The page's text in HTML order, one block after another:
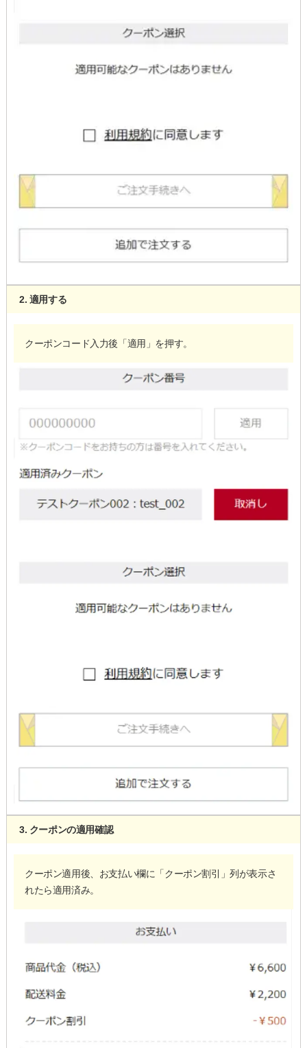
2. 適用する
クーポンコード入力後「適用」を押す。
3. クーポンの適用確認
クーポン適用後、お支払い欄に「クーポン割引」列が表示さ
れたら適用済み。